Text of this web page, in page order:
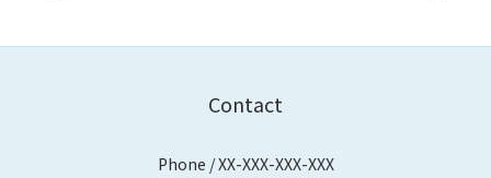
Contact
Phone / XX-XXX-XXX-XXX